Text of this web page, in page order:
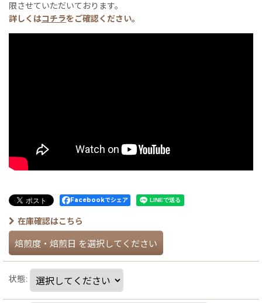
限させていただいております。
詳しくはコチラをご確認ください。
Facebookでシェア
在庫確認はこちら
焙煎度・焙煎日 を選択してください
状態: